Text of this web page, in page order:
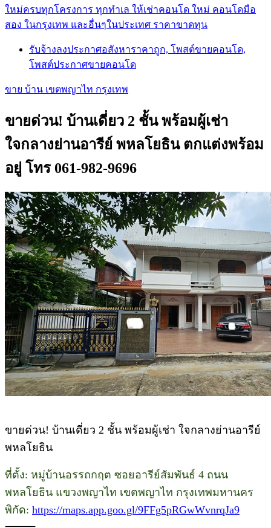
ใหม่ครบทุกโครงการ ทุกทำเล ให้เช่าคอนโด ใหม่ คอนโดมือ
สอง ในกรุงเทพ และอื่นๆในประเทศ ราคาขาดทุน
รับจ้างลงประกาศอสังหาราคาถูก, โพสต์ขายคอนโด,
โพสต์ประกาศขายคอนโด
ขาย บ้าน เขตพญาไท กรุงเทพ
ขายด่วน! บ้านเดี่ยว 2 ชั้น พร้อมผู้เช่า
ใจกลางย่านอารีย์ พหลโยธิน ตกแต่งพร้อม
อยู่ โทร 061-982-9696
ขายด่วน! บ้านเดี่ยว 2 ชั้น พร้อมผู้เช่า ใจกลางย่านอารีย์
พหลโยธิน
ที่ตั้ง: หมู่บ้านอรรถกฤต ซอยอารีย์สัมพันธ์ 4 ถนน
พหลโยธิน แขวงพญาไท เขตพญาไท กรุงเทพมหานคร
พิกัด: https://maps.app.goo.gl/9FFg5pRGwWvnrqJa9